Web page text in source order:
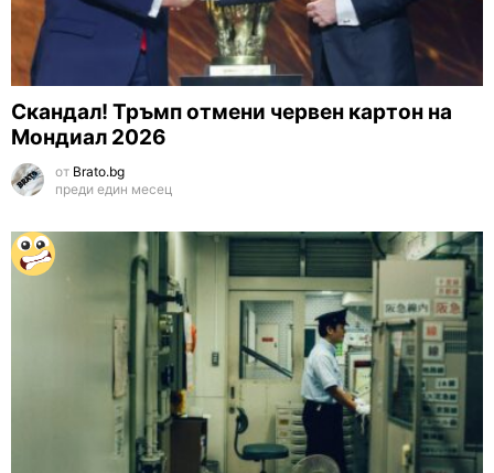
Скандал! Тръмп отмени червен картон на
Мондиал 2026
от Brato.bg
преди един месец